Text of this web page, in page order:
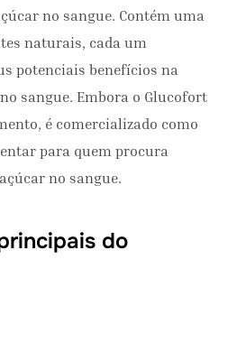
no sangue. Contém uma
naturais, cada um
potenciais benefícios na
sangue. Embora o Glucofort
é comercializado como
para quem procura
no sangue.
do